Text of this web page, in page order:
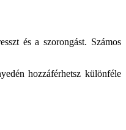
és a szorongást. Számos
hozzáférhetsz különféle